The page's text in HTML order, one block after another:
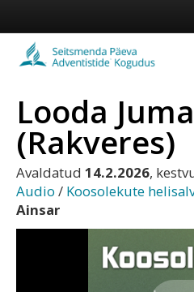
Koduleht
Vaata veel
Looda
(Rakveres)
Avaldatud 14.2.2026,
Audio / Koosolekute
Ainsar